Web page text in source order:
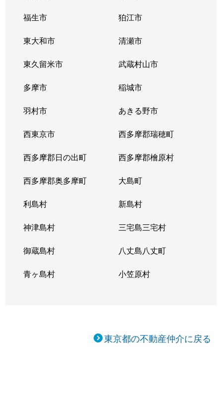
福生市 狛江市
東大和市 清瀬市
東久留米市 武蔵村山市
多摩市 稲城市
羽村市 あきる野市
西東京市 西多摩郡瑞穂町
西多摩郡日の出町 西多摩郡檜原村
西多摩郡奥多摩町 大島町
利島村 新島村
神津島村 三宅島三宅村
御蔵島村 八丈島八丈町
青ヶ島村 小笠原村
東京都の不動産仲介に戻る